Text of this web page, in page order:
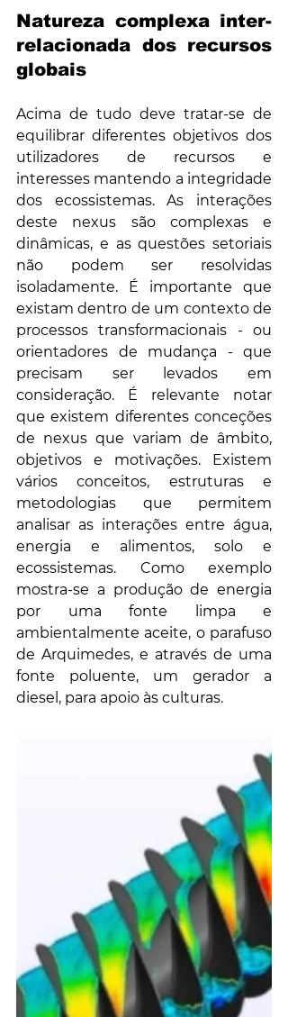
Natureza complexa inter-
relacionada dos recursos
globais
Acima de tudo deve tratar-se de
equilibrar diferentes objetivos dos
utilizadores de recursos e
interesses mantendo a integridade
dos ecossistemas. As interações
deste nexus são complexas e
dinâmicas, e as questões setoriais
não podem ser resolvidas
isoladamente. É importante que
existam dentro de um contexto de
processos transformacionais - ou
orientadores de mudança - que
precisam ser levados em
consideração. É relevante notar
que existem diferentes conceções
de nexus que variam de âmbito,
objetivos e motivações. Existem
vários conceitos, estruturas e
metodologias que permitem
analisar as interações entre água,
energia e alimentos, solo e
ecossistemas. Como exemplo
mostra-se a produção de energia
por uma fonte limpa e
ambientalmente aceite, o parafuso
de Arquimedes, e através de uma
fonte poluente, um gerador a
diesel, para apoio às culturas.